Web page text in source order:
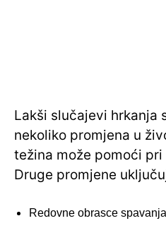
Lakši slučajevi hrkanja
nekoliko promjena u
težina može pomoći
Druge promjene
Redovne obrasce spavanja